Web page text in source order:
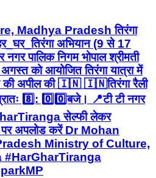
Madhya Pradesh तिरंगा
अभियान (9 से 17
पालिक निगम भोपाल श्रीमती
को आयोजित तिरंगा यात्रा में
की अपील की 🇮🇳 🇮🇳तिरंगा रैली
8️⃣: 0️⃣0️⃣बजे। 📍टी टी नगर
सेल्फी लेकर
अपलोड करें Dr Mohan
Ministry of Culture,